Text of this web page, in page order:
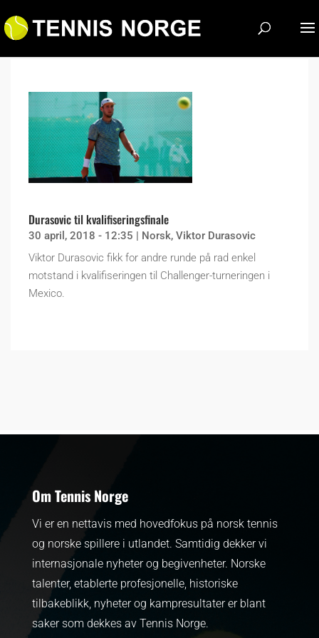
Durasovic til kvalifiseringsfinale
30 april, 2018 - 12:35 | Norsk, Viktor Durasovic
Viktor Durasovic fikk for andre runde på rad enkel
motstand i kvalifiseringen til Challenger-turneringen i
Mexico.
Om Tennis Norge
Vi er en nettavis med hovedfokus på norsk tennis
og norske spillere i utlandet. Samtidig dekker vi
internasjonale nyheter og begivenheter. Norske
talenter, etablerte profesjonelle, historiske
tilbakeblikk, nyheter og kampresultater er blant
saker som dekkes av Tennis Norge.